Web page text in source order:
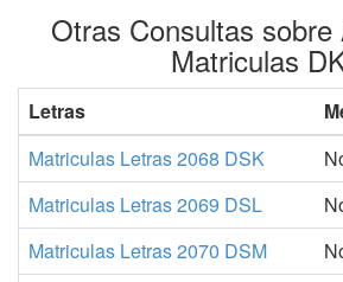
Otras Consultas sobre
Matriculas
Letras
Matriculas Letras 2068 DSK
Matriculas Letras 2069 DSL
Matriculas Letras 2070 DSM